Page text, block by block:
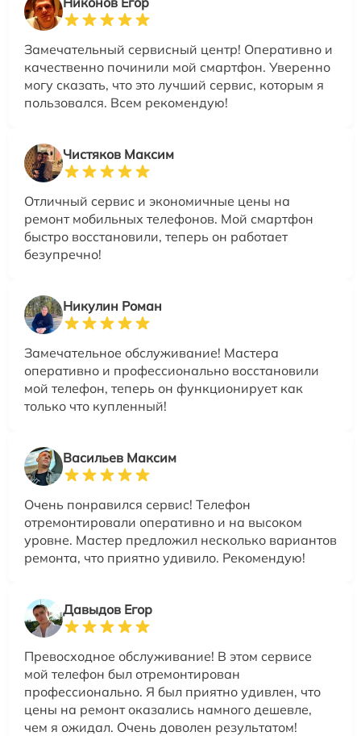
Замечательный сервисный центр! Оперативно и
качественно починили мой смартфон. Уверенно
могу сказать, что это лучший сервис, которым я
пользовался. Всем рекомендую!
Чистяков Максим
Отличный сервис и экономичные цены на
ремонт мобильных телефонов. Мой смартфон
быстро восстановили, теперь он работает
безупречно!
Никулин Роман
Замечательное обслуживание! Мастера
оперативно и профессионально восстановили
мой телефон, теперь он функционирует как
только что купленный!
Васильев Максим
Очень понравился сервис! Телефон
отремонтировали оперативно и на высоком
уровне. Мастер предложил несколько вариантов
ремонта, что приятно удивило. Рекомендую!
Давыдов Егор
Превосходное обслуживание! В этом сервисе
мой телефон был отремонтирован
профессионально. Я был приятно удивлен, что
цены на ремонт оказались намного дешевле,
чем я ожидал. Очень доволен результатом!